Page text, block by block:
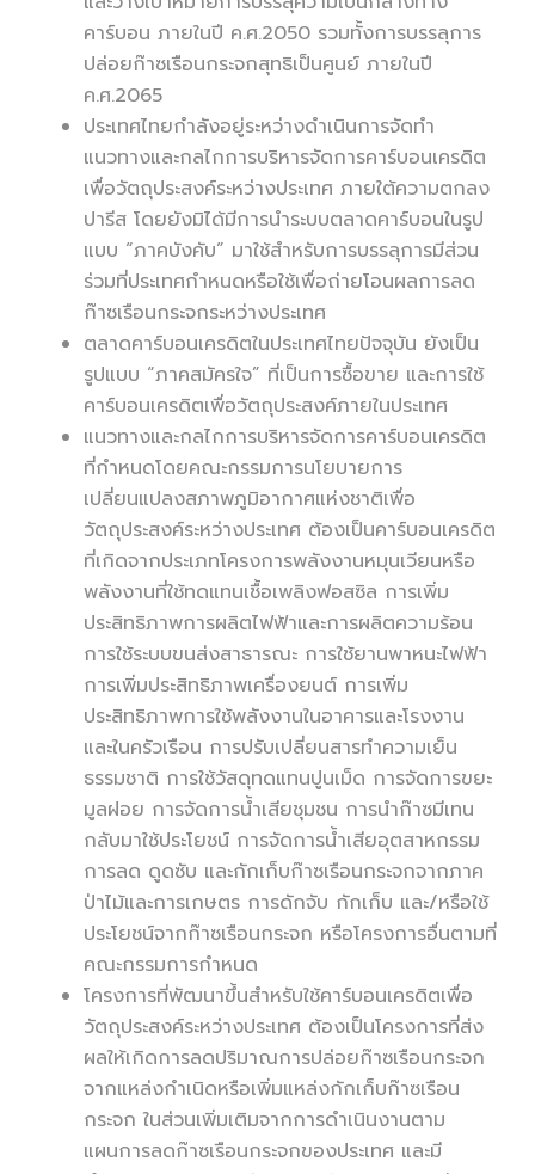
คาร์บอน ภายในปี ค.ศ.2050 รวมทั้งการบรรลุการ
ปล่อยก๊าซเรือนกระจกสุทธิเป็นศูนย์ ภายในปี
ค.ศ.2065
ประเทศไทยกำลังอยู่ระหว่างดำเนินการจัดทำ
แนวทางและกลไกการบริหารจัดการคาร์บอนเครดิต
เพื่อวัตถุประสงค์ระหว่างประเทศ ภายใต้ความตกลง
ปารีส โดยยังมิได้มีการนำระบบตลาดคาร์บอนในรูป
แบบ “ภาคบังคับ” มาใช้สำหรับการบรรลุการมีส่วน
ร่วมที่ประเทศกำหนดหรือใช้เพื่อถ่ายโอนผลการลด
ก๊าซเรือนกระจกระหว่างประเทศ
ตลาดคาร์บอนเครดิตในประเทศไทยปัจจุบัน ยังเป็น
รูปแบบ “ภาคสมัครใจ” ที่เป็นการซื้อขาย และการใช้
คาร์บอนเครดิตเพื่อวัตถุประสงค์ภายในประเทศ
แนวทางและกลไกการบริหารจัดการคาร์บอนเครดิต
ที่กำหนดโดยคณะกรรมการนโยบายการ
เปลี่ยนแปลงสภาพภูมิอากาศแห่งชาติเพื่อ
วัตถุประสงค์ระหว่างประเทศ ต้องเป็นคาร์บอนเครดิต
ที่เกิดจากประเภทโครงการพลังงานหมุนเวียนหรือ
พลังงานที่ใช้ทดแทนเชื้อเพลิงฟอสซิล การเพิ่ม
ประสิทธิภาพการผลิตไฟฟ้าและการผลิตความร้อน
การใช้ระบบขนส่งสาธารณะ การใช้ยานพาหนะไฟฟ้า
การเพิ่มประสิทธิภาพเครื่องยนต์ การเพิ่ม
ประสิทธิภาพการใช้พลังงานในอาคารและโรงงาน
และในครัวเรือน การปรับเปลี่ยนสารทำความเย็น
ธรรมชาติ การใช้วัสดุทดแทนปูนเม็ด การจัดการขยะ
มูลฝอย การจัดการน้ำเสียชุมชน การนำก๊าซมีเทน
กลับมาใช้ประโยชน์ การจัดการน้ำเสียอุตสาหกรรม
การลด ดูดซับ และกักเก็บก๊าซเรือนกระจกจากภาค
ป่าไม้และการเกษตร การดักจับ กักเก็บ และ/หรือใช้
ประโยชน์จากก๊าซเรือนกระจก หรือโครงการอื่นตามที่
คณะกรรมการกำหนด
โครงการที่พัฒนาขึ้นสำหรับใช้คาร์บอนเครดิตเพื่อ
วัตถุประสงค์ระหว่างประเทศ ต้องเป็นโครงการที่ส่ง
ผลให้เกิดการลดปริมาณการปล่อยก๊าซเรือนกระจก
จากแหล่งกำเนิดหรือเพิ่มแหล่งกักเก็บก๊าซเรือน
กระจก ในส่วนเพิ่มเติมจากการดำเนินงานตาม
แผนการลดก๊าซเรือนกระจกของประเทศ และมี